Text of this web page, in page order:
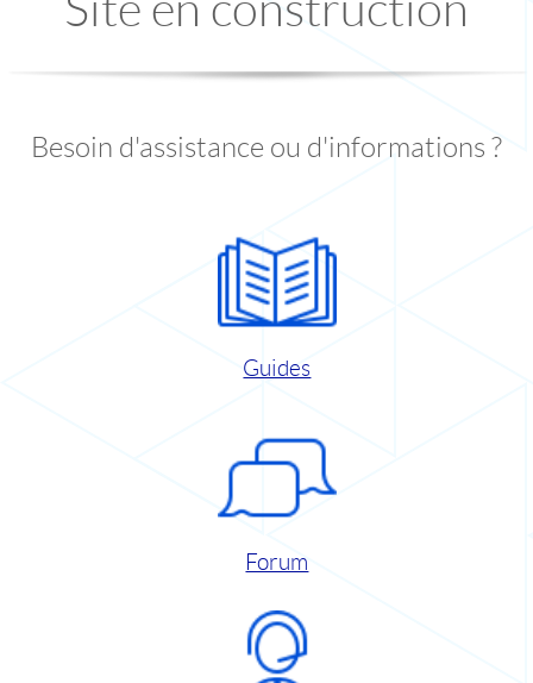
Besoin d'assistance ou d'informations ?
Guides
Forum